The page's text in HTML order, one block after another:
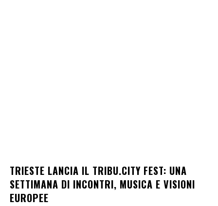
TRIESTE LANCIA IL TRIBU.CITY FEST: UNA
SETTIMANA DI INCONTRI, MUSICA E VISIONI
EUROPEE